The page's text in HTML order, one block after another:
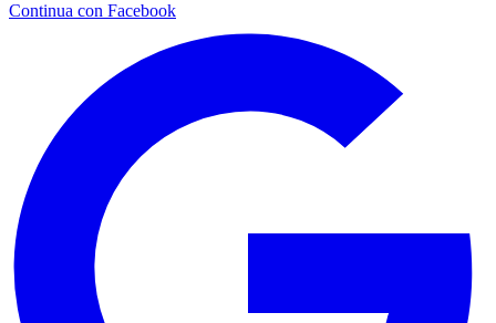
Continua con Facebook